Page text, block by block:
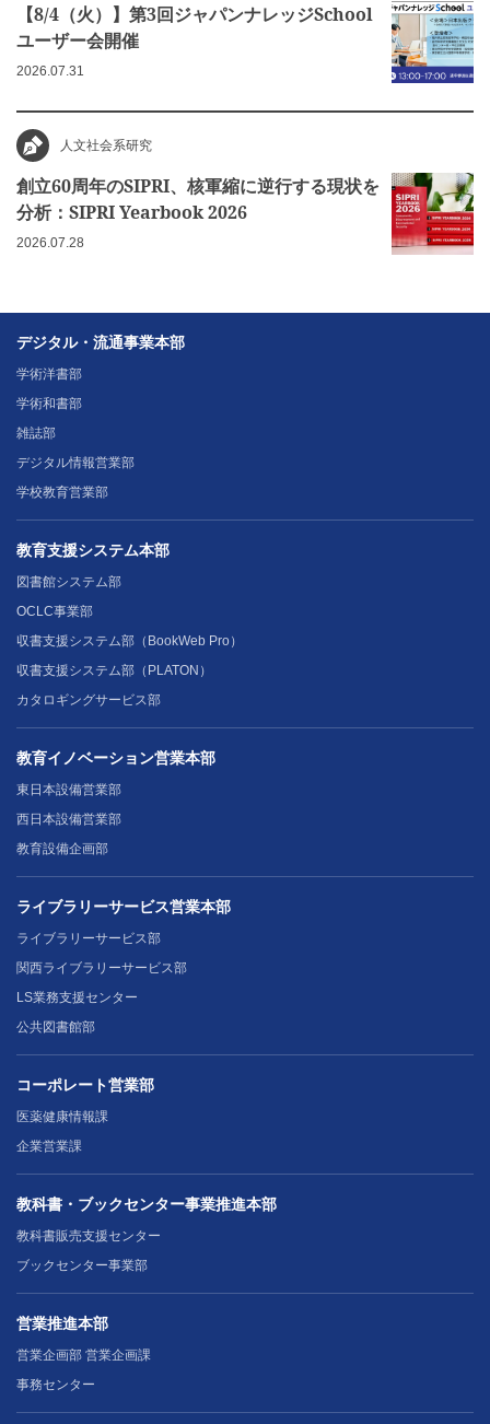
【8/4（火）】第3回ジャパンナレッジSchool
ユーザー会開催
2026.07.31
人文社会系研究
創立60周年のSIPRI、核軍縮に逆行する現状を
分析：SIPRI Yearbook 2026
2026.07.28
デジタル・流通事業本部
学術洋書部
学術和書部
雑誌部
デジタル情報営業部
学校教育営業部
教育支援システム本部
図書館システム部
OCLC事業部
収書支援システム部（BookWeb Pro）
収書支援システム部（PLATON）
カタロギングサービス部
教育イノベーション営業本部
東日本設備営業部
西日本設備営業部
教育設備企画部
ライブラリーサービス営業本部
ライブラリーサービス部
関西ライブラリーサービス部
LS業務支援センター
公共図書館部
コーポレート営業部
医薬健康情報課
企業営業課
教科書・ブックセンター事業推進本部
教科書販売支援センター
ブックセンター事業部
営業推進本部
営業企画部 営業企画課
事務センター